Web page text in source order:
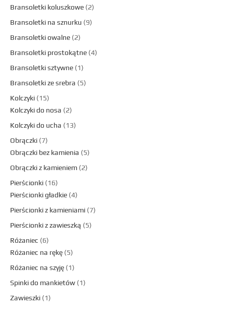
Bransoletki koluszkowe 2
Bransoletki na sznurku
9
Bransoletki owalne 2
Bransoletki prostokątne 4
Bransoletki sztywne 1
Bransoletki ze srebra
5
Kolczyki 15
Kolczyki do nosa
2
Kolczyki do ucha
13
Obrączki 7
Obrączki bez kamienia
5
Obrączki z kamieniem 2
Pierścionki 16
Pierścionki gładkie 4
Pierścionki z kamieniami 7
Pierścionki z zawieszką
5
Różaniec
6
Różaniec na rękę 5
Różaniec na szyję 1
Spinki do mankietów 1
Zawieszki 1